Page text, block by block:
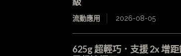
流動應用 2026-08-05
625g 超輕巧．支援 2x 增